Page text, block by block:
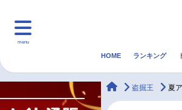
menu
HOME ランキング
animateTimes
盗掘王 夏